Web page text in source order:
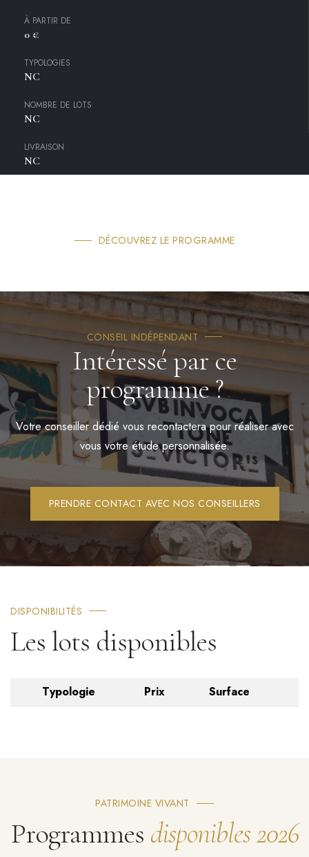
À PARTIR DE
0 €
TYPOLOGIES
NC
NOMBRE DE LOTS
NC
LIVRAISON
NC
DÉCOUVREZ LE PROGRAMME
CONSEIL INDÉPENDANT
Intéressé par ce
programme ?
Votre conseiller dédié vous recontactera pour réaliser avec
vous votre étude personnalisée.
PRENDRE CONTACT AVEC NOS CONSEILLERS
DISPONIBILITÉS
Les lots disponibles
Typologie Prix Surface
PATRIMOINE VIVANT
Programmes disponibles 2026